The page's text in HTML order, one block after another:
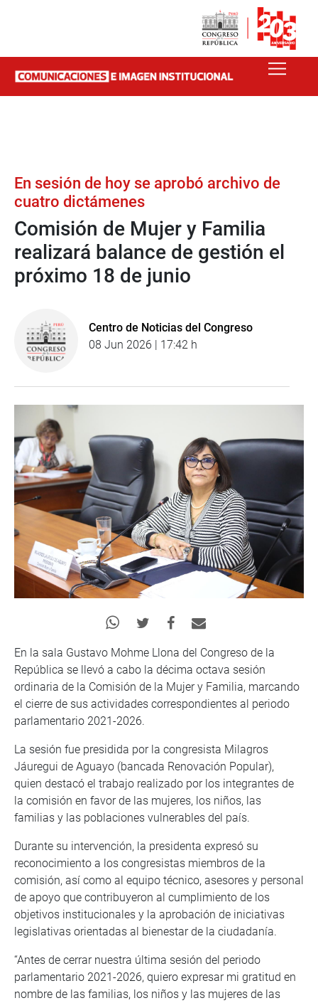
En sesión de hoy se aprobó archivo de
cuatro dictámenes
Comisión de Mujer y Familia
realizará balance de gestión el
próximo 18 de junio
Centro de Noticias del Congreso
08 Jun 2026 | 17:42 h
En la sala Gustavo Mohme Llona del Congreso de la
República se llevó a cabo la décima octava sesión
ordinaria de la Comisión de la Mujer y Familia, marcando
el cierre de sus actividades correspondientes al periodo
parlamentario 2021-2026.
La sesión fue presidida por la congresista Milagros
Jáuregui de Aguayo (bancada Renovación Popular),
quien destacó el trabajo realizado por los integrantes de
la comisión en favor de las mujeres, los niños, las
familias y las poblaciones vulnerables del país.
Durante su intervención, la presidenta expresó su
reconocimiento a los congresistas miembros de la
comisión, así como al equipo técnico, asesores y personal
de apoyo que contribuyeron al cumplimiento de los
objetivos institucionales y la aprobación de iniciativas
legislativas orientadas al bienestar de la ciudadanía.
“Antes de cerrar nuestra última sesión del periodo
parlamentario 2021-2026, quiero expresar mi gratitud en
nombre de las familias, los niños y las mujeres de las